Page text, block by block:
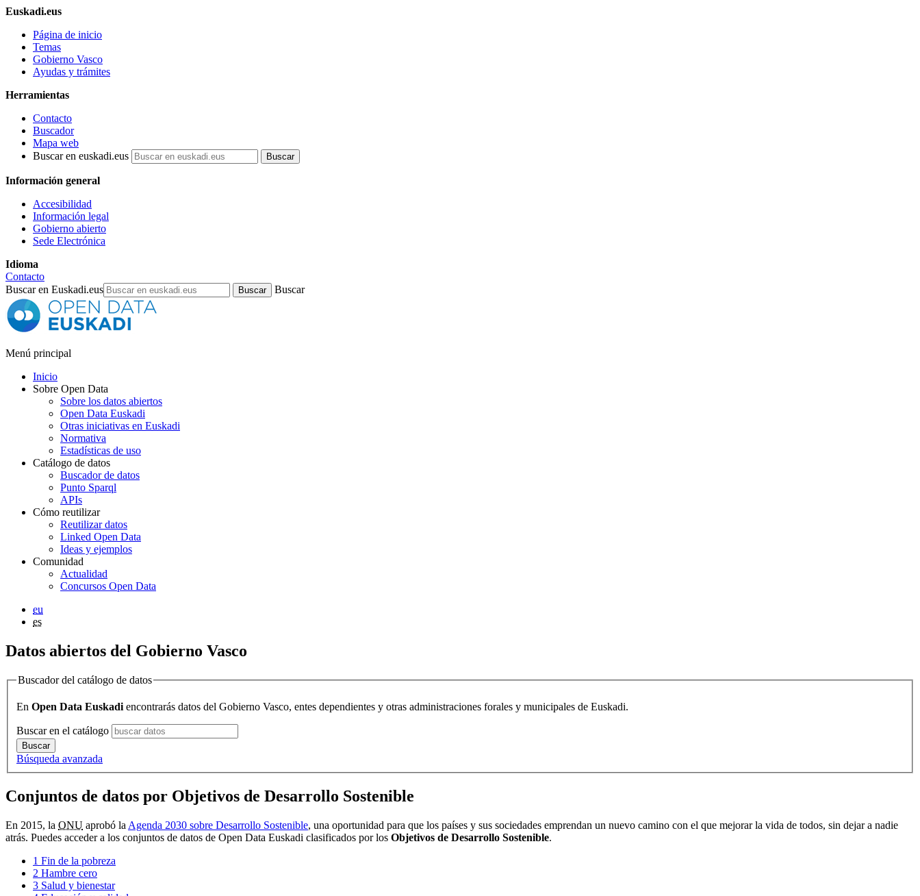
Euskadi.eus
Página de inicio
Temas
Gobierno Vasco
Ayudas y trámites
Herramientas
Contacto
Buscador
Mapa web
Buscar en euskadi.eus
Información general
Accesibilidad
Información legal
Gobierno abierto
Sede Electrónica
Idioma
Contacto
Buscar en Euskadi.eus
Buscar
Menú principal
Inicio
Sobre Open Data
Sobre los datos abiertos
Open Data Euskadi
Otras iniciativas en Euskadi
Normativa
Estadísticas de uso
Catálogo de datos
Buscador de datos
Punto Sparql
APIs
Cómo reutilizar
Reutilizar datos
Linked Open Data
Ideas y ejemplos
Comunidad
Actualidad
Concursos Open Data
eu
es
Datos abiertos del Gobierno Vasco
Buscador del catálogo de datos
En Open Data Euskadiencontrarás datos del Gobierno Vasco, entes dependientes y otras administraciones forales y municipales de Euskadi.
Buscar en el catálogo
Búsqueda avanzada
Conjuntos de datos por Objetivos de Desarrollo Sostenible
En 2015, la ONU aprobó la Agenda 2030 sobre Desarrollo Sostenible, una oportunidad para que los países y sus sociedades emprendan un nuevo camino con el que mejorar la vida de todos, sin dejar a nadie
atrás. Puedes acceder a los conjuntos de datos de Open Data Euskadi clasificados por los Objetivos de Desarrollo Sostenible.
1 Fin de la pobreza
2 Hambre cero
3 Salud y bienestar